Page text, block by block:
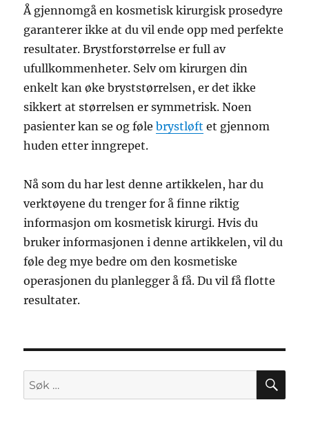
Å gjennomgå en kosmetisk kirurgisk prosedyre
garanterer ikke at du vil ende opp med perfekte
resultater. Brystforstørrelse er full av
ufullkommenheter. Selv om kirurgen din
enkelt kan øke bryststørrelsen, er det ikke
sikkert at størrelsen er symmetrisk. Noen
pasienter kan se og følebrystløft et gjennom
huden etter inngrepet.
Nå som du har lest denne artikkelen, har du
verktøyene du trenger for å finne riktig
informasjon om kosmetisk kirurgi. Hvis du
bruker informasjonen i denne artikkelen, vil du
føle deg mye bedre om den kosmetiske
operasjonen du planlegger å få. Du vil få flotte
resultater.
Søk
etter: